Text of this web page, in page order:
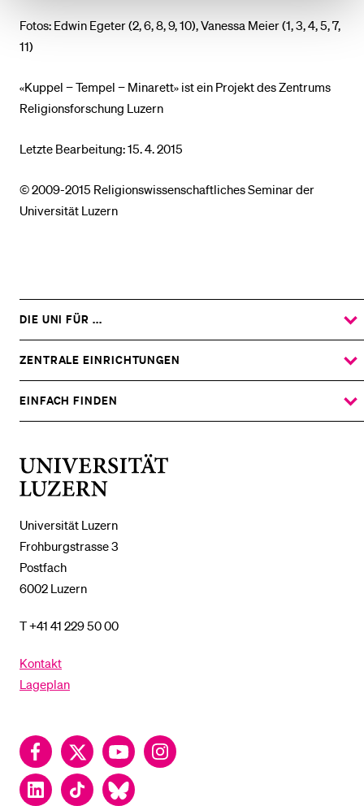
Fotos: Edwin Egeter (2, 6, 8, 9, 10), Vanessa Meier (1, 3, 4, 5, 7,
11)
«Kuppel − Tempel − Minarett» ist ein Projekt des Zentrums
Religionsforschung Luzern
Letzte Bearbeitung: 15. 4. 2015
© 2009-2015 Religionswissenschaftliches Seminar der
Universität Luzern
Universität Luzern
Frohburgstrasse 3
Postfach
6002 Luzern
T +41 41 229 50 00
Kontakt
Lageplan
FacebookTwitter YouTubeInstagram
LinkedInTikTok Bluesky
DIE UNI FÜR ...
ZEIGE
DAS
UNTERMENÜ
ZENTRALE EINRICHTUNGEN
ZEIGE
DAS
UNTERMENÜ
EINFACH FINDEN
ZEIGE
DAS